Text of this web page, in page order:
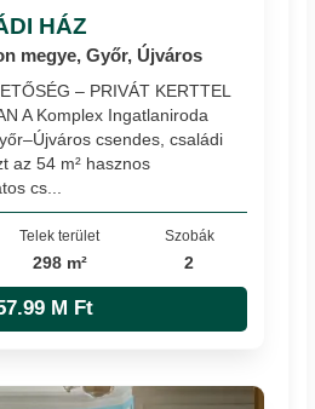
HÁZ
megye, Győr, Újváros
– PRIVÁT KERTTEL
A Komplex Ingatlaniroda
csendes, családi
az 54 m² hasznos
cs...
Telek terület
298 m²
Szobák
2
M Ft